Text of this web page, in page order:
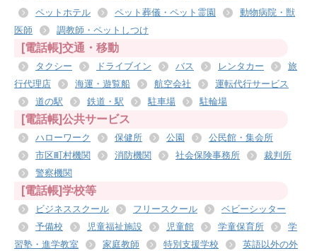
ペットホテル
ペット葬儀・ペット霊園
動物病院・獣
医師
調教師・ペットしつけ
[電話帳]交通・移動
タクシー ドライブイン バス レンタカー
旅
行代理店
海運・遊覧船 航空会社
運転代行サービス
道の駅
鉄道・駅 駐車場 駐輪場
[電話帳]公共サービス
ハローワーク 保健所 公園
公民館・集会所
市区町村機関
消防機関 社会保険事務所
裁判所
警察機関
[電話帳]学校等
ビジネススクール フリースクール
ベビーシッター
予備校
児童福祉施設 児童館 学童保育所
学
習塾・進学教室
家庭教師 特別支援学校 英語以外の外